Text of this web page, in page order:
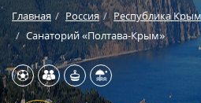
Главная Россия Республика Крым
Санаторий «Полтава-Крым»